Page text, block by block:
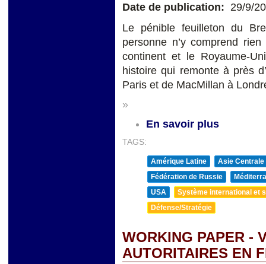
Date de publication: 29/9/
Le pénible feuilleton du
personne n’y comprend
continent et le Royaume-
histoire qui remonte à près
Paris et de MacMillan à
»
En savoir plus
TAGS:
Amérique Latine
Asie Centrale
Fédération de Russie
USA
Système international et
Défense/Stratégie
WORKING PAPER -
AUTORITAIRES EN